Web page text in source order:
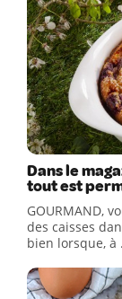
Dans le
tout est
GOURMAND,
des caisses
bien lorsque, à